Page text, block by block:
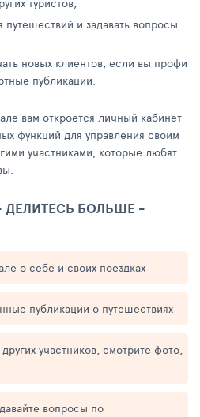
и задавать вопросы
новых клиентов, если вы профи
публикации.
вам откроется личный кабинет
функций для управления своим
участниками, которые любят
ДЕЛИТЕСЬ БОЛЬШЕ -
о себе и своих поездках
публикации о путешествиях
участников, смотрите фото,
вопросы по